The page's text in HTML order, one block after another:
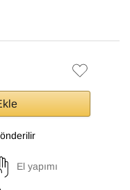
El yapımı